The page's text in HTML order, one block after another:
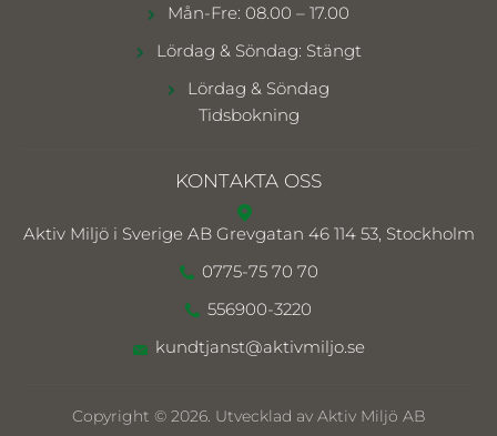
Mån-Fre: 08.00 – 17.00
Lördag & Söndag: Stängt
Lördag & Söndag
Tidsbokning
KONTAKTA OSS
Aktiv Miljö i Sverige AB Grevgatan 46 114 53, Stockholm
0775-75 70 70
556900-3220
kundtjanst@aktivmiljo.se
Copyright © 2026. Utvecklad av Aktiv Miljö AB